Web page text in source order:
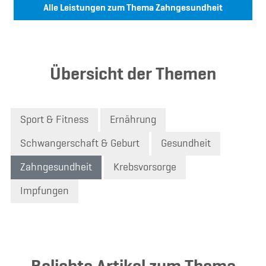
Alle Leistungen zum Thema Zahngesundheit
Übersicht der Themen
Sport & Fitness Ernährung
Schwangerschaft & Geburt Gesundheit
Zahngesundheit Krebsvorsorge
Impfungen